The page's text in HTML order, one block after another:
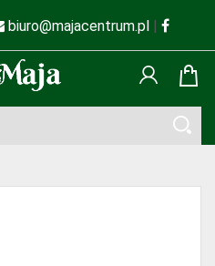
biuro@majacentrum.pl |